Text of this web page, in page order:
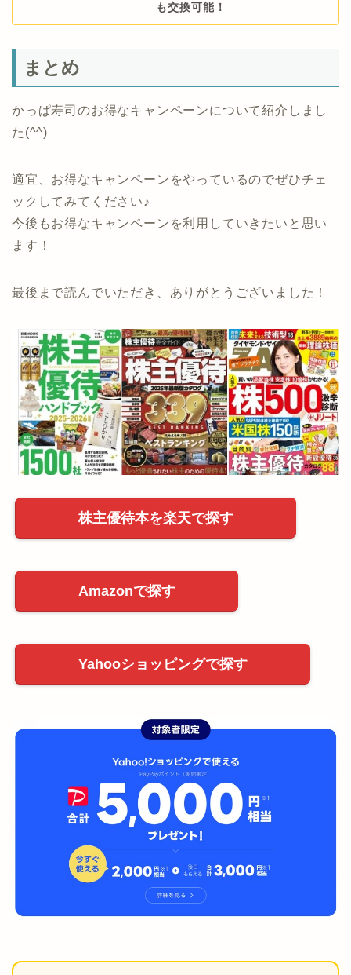
も交換可能！
まとめ
かっぱ寿司のお得なキャンペーンについて紹介しまし
た(^^)
適宜、お得なキャンペーンをやっているのでぜひチェ
ックしてみてください♪
今後もお得なキャンペーンを利用していきたいと思い
ます！
最後まで読んでいただき、ありがとうございました！
株主優待本を楽天で探す
Amazonで探す
Yahooショッピングで探す